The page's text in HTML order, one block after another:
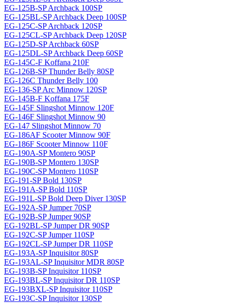
EG-125B-SP Archback 100SP
EG-125BL-SP Archback Deep 100SP
EG-125C-SP Archback 120SP
EG-125CL-SP Archback Deep 120SP
EG-125D-SP Archback 60SP
EG-125DL-SP Archback Deep 60SP
EG-145C-F Koffana 210F
EG-126B-SP Thunder Belly 80SP
EG-126C Thunder Belly 100
EG-136-SP Arc Minnow 120SP
EG-145B-F Koffana 175F
EG-145F Slingshot Minnow 120F
EG-146F Slingshot Minnow 90
EG-147 Slingshot Minnow 70
EG-186AF Scooter Minnow 90F
EG-186F Scooter Minnow 110F
EG-190A-SP Montero 90SP
EG-190B-SP Montero 130SP
EG-190C-SP Montero 110SP
EG-191-SP Bold 130SP
EG-191A-SP Bold 110SP
EG-191L-SP Bold Deep Diver 130SP
EG-192A-SP Jumper 70SP
EG-192B-SP Jumper 90SP
EG-192BL-SP Jumper DR 90SP
EG-192C-SP Jumper 110SP
EG-192CL-SP Jumper DR 110SP
EG-193A-SP Inquisitor 80SP
EG-193AL-SP Inquisitor MDR 80SP
EG-193B-SP Inquisitor 110SP
EG-193BL-SP Inquisitor DR 110SP
EG-193BXL-SP Inquisitor 110SP
EG-193C-SP Inquisitor 130SP